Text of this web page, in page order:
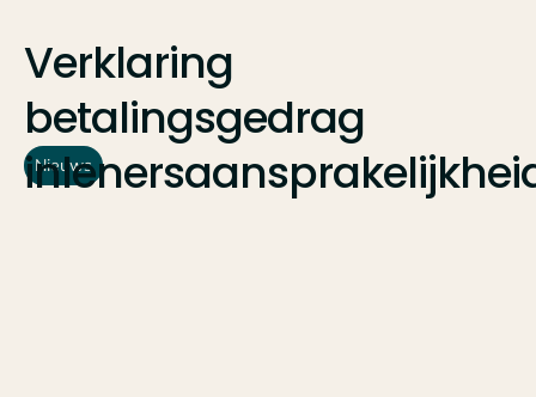
Verklaring
betalingsgedrag
Nieuws